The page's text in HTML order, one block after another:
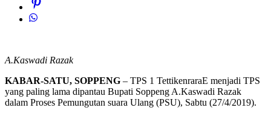
A.Kaswadi Razak
KABAR-SATU, SOPPENG – TPS 1 TettikenraraE menjadi TPS
yang paling lama dipantau Bupati Soppeng A.Kaswadi Razak
dalam Proses Pemungutan suara Ulang (PSU), Sabtu (27/4/2019).